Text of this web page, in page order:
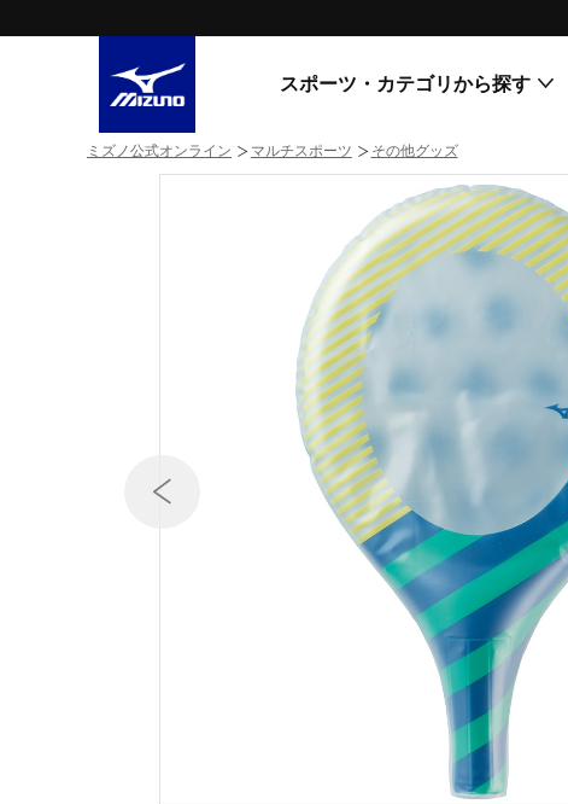
スポーツ・カテゴリから探す
スニーカー スニーカー
すべてのシリーズ
WAVE PROPHECY
MORELIA LS
WAVE RIDER
MXR
ゴアテックス
コラボレーション
その他シリーズ
スニーカー商品をすべて見る
ミズノ公式オンライン マルチスポーツ その他グッズ